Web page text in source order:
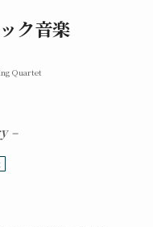
ク音楽
Quartet
–